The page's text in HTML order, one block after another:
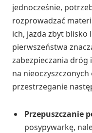
jednocześnie,
rozprowadzać
ich, jazda zbyt blisko
pierwszeństwa
zabezpieczania dróg
na
przestrzeganie
Przepuszczanie
posypywarkę,